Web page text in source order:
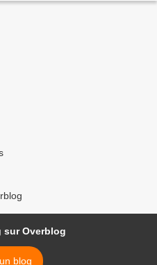
sur Overblog
blog